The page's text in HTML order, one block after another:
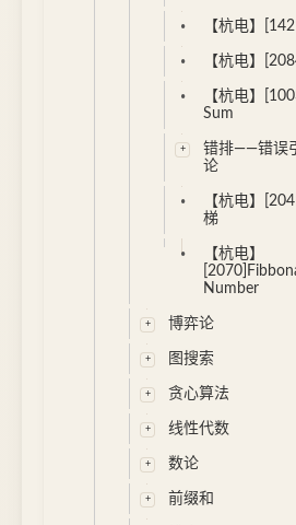
【杭电】
【杭电】
【杭电】
Sum
错排——错误
论
【杭电】
梯
【杭电】
Number
博弈论
图搜索
贪心算法
线性代数
数论
前缀和